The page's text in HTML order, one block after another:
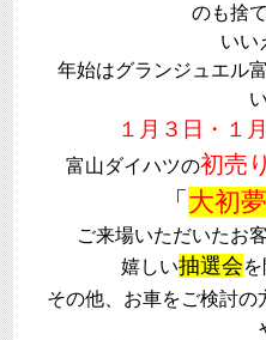
のも捨
いい
年始はグランジュエル
１月３日・１
富山ダイハツの初売り
「 大初
ご来場いただいたお
嬉しい抽選会
その他、お車をご検討の